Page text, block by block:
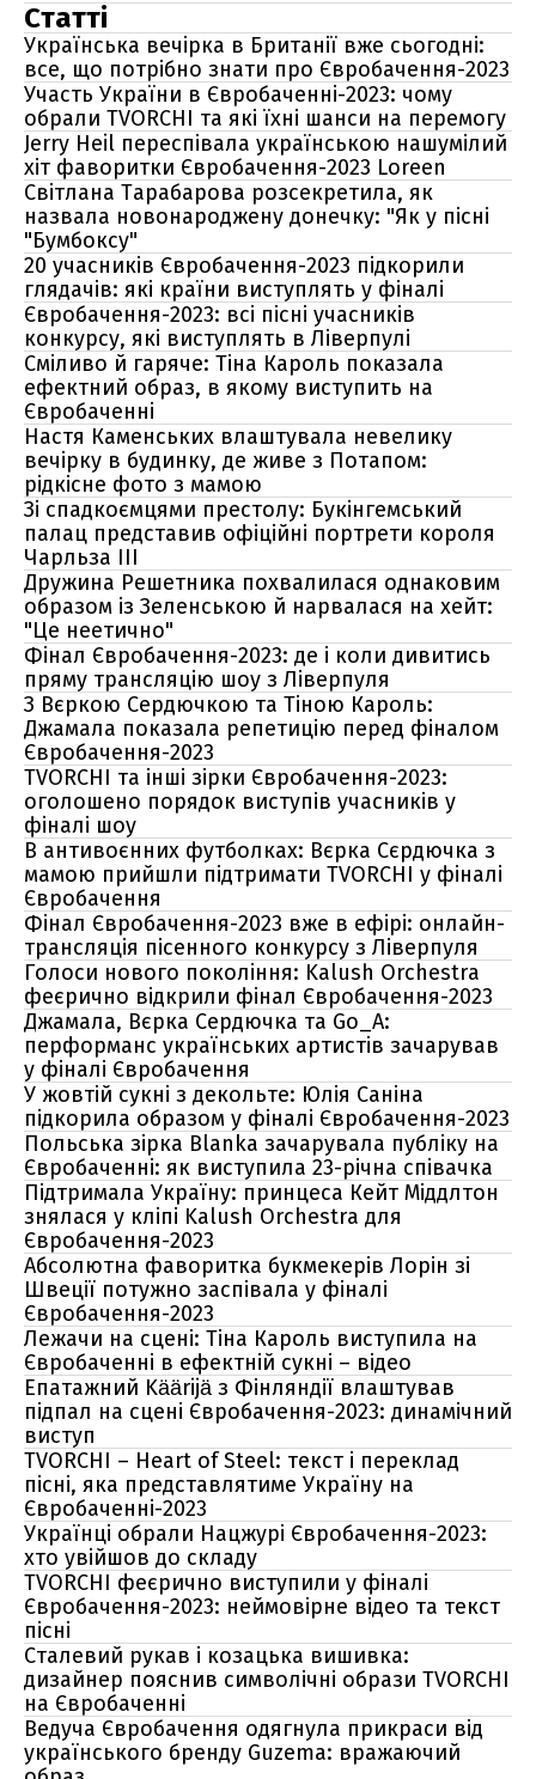
Статті
Українська вечірка в Британії вже сьогодні:
все, що потрібно знати про Євробачення-2023
Участь України в Євробаченні-2023: чому
обрали TVORCHI та які їхні шанси на перемогу
Jerry Heil переспівала українською нашумілий
хіт фаворитки Євробачення-2023 Loreen
Світлана Тарабарова розсекретила, як
назвала новонароджену донечку: "Як у пісні
"Бумбоксу"
20 учасників Євробачення-2023 підкорили
глядачів: які країни виступлять у фіналі
Євробачення-2023: всі пісні учасників
конкурсу, які виступлять в Ліверпулі
Сміливо й гаряче: Тіна Кароль показала
ефектний образ, в якому виступить на
Євробаченні
Настя Каменських влаштувала невелику
вечірку в будинку, де живе з Потапом:
рідкісне фото з мамою
Зі спадкоємцями престолу: Букінгемський
палац представив офіційні портрети короля
Чарльза III
Дружина Решетника похвалилася однаковим
образом із Зеленською й нарвалася на хейт:
"Це неетично"
Фінал Євробачення-2023: де і коли дивитись
пряму трансляцію шоу з Ліверпуля
З Вєркою Сердючкою та Тіною Кароль:
Джамала показала репетицію перед фіналом
Євробачення-2023
TVORCHI та інші зірки Євробачення-2023:
оголошено порядок виступів учасників у
фіналі шоу
В антивоєнних футболках: Вєрка Сєрдючка з
мамою прийшли підтримати TVORCHI у фіналі
Євробачення
Фінал Євробачення-2023 вже в ефірі: онлайн-
трансляція пісенного конкурсу з Ліверпуля
Голоси нового покоління: Kalush Orchestra
феєрично відкрили фінал Євробачення-2023
Джамала, Вєрка Сердючка та Go_A:
перформанс українських артистів зачарував
у фіналі Євробачення
У жовтій сукні з декольте: Юлія Саніна
підкорила образом у фіналі Євробачення-2023
Польська зірка Blanka зачарувала публіку на
Євробаченні: як виступила 23-річна співачка
Підтримала Україну: принцеса Кейт Міддлтон
знялася у кліпі Kalush Orchestra для
Євробачення-2023
Абсолютна фаворитка букмекерів Лорін зі
Швеції потужно заспівала у фіналі
Євробачення-2023
Лежачи на сцені: Тіна Кароль виступила на
Євробаченні в ефектній сукні – відео
Епатажний Käärijä з Фінляндії влаштував
підпал на сцені Євробачення-2023: динамічний
виступ
TVORCHI – Heart of Steel: текст і переклад
пісні, яка представлятиме Україну на
Євробаченні-2023
Українці обрали Нацжурі Євробачення-2023:
хто увійшов до складу
TVORCHI феєрично виступили у фіналі
Євробачення-2023: неймовірне відео та текст
пісні
Сталевий рукав і козацька вишивка:
дизайнер пояснив символічні образи TVORCHI
на Євробаченні
Ведуча Євробачення одягнула прикраси від
українського бренду Guzema: вражаючий